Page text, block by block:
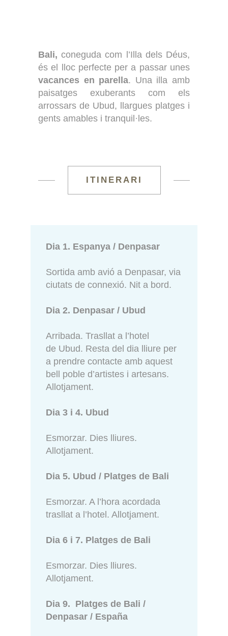
Bali, coneguda com l’Illa dels Déus,
és el lloc perfecte per a passar unes
vacances en parella. Una illa amb
paisatges exuberants com els
arrossars de Ubud, llargues platges i
gents amables i tranquil·les.
ITINERARI
Dia 1. Espanya / Denpasar
Sortida amb avió a Denpasar, via
ciutats de connexió. Nit a bord.
Dia 2. Denpasar / Ubud
Arribada. Trasllat a l’hotel
de Ubud. Resta del dia lliure per
a prendre contacte amb aquest
bell poble d’artistes i artesans.
Allotjament.
Dia 3 i 4. Ubud
Esmorzar. Dies lliures.
Allotjament.
Dia 5. Ubud / Platges de Bali
Esmorzar. A l’hora acordada
trasllat a l’hotel. Allotjament.
Dia 6 i 7. Platges de Bali
Esmorzar. Dies lliures.
Allotjament.
Dia 9. Platges de Bali /
Denpasar / España